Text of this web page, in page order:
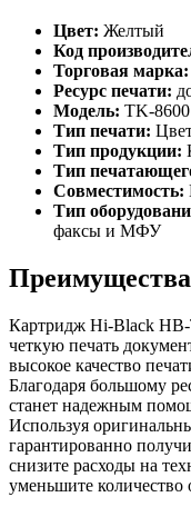
Цвет: Желтый
Код
Торговая марка:
Ресурс печати:
Модель: TK-8600
Тип печати:
Тип продукции:
Тип
Совместимость:
Тип
факсы и МФУ
Картридж Hi-Black HB-
четкую печать
высокое качество
Благодаря большому
станет надежным
Используя
гарантированно
снизите расходы на
уменьшите количество